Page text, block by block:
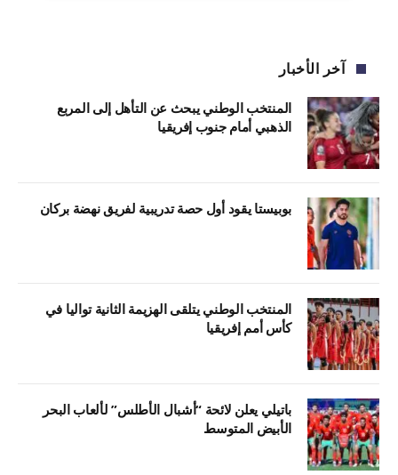
آخر الأخبار
المنتخب الوطني يبحث عن التأهل إلى المربع
الذهبي أمام جنوب إفريقيا
بوبيستا يقود أول حصة تدريبية لفريق نهضة بركان
المنتخب الوطني يتلقى الهزيمة الثانية تواليا في
كأس أمم إفريقيا
باتيلي يعلن لائحة “أشبال الأطلس” لألعاب البحر
الأبيض المتوسط